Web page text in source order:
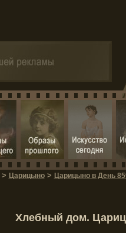
> Царицыно > Царицыно в День
Хлебный дом.